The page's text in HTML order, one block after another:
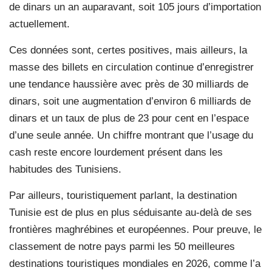
de dinars un an auparavant, soit 105 jours d’importation
actuellement.
Ces données sont, certes positives, mais ailleurs, la
masse des billets en circulation continue d’enregistrer
une tendance haussière avec près de 30 milliards de
dinars, soit une augmentation d’environ 6 milliards de
dinars et un taux de plus de 23 pour cent en l’espace
d’une seule année. Un chiffre montrant que l’usage du
cash reste encore lourdement présent dans les
habitudes des Tunisiens.
Par ailleurs, touristiquement parlant, la destination
Tunisie est de plus en plus séduisante au-delà de ses
frontières maghrébines et européennes. Pour preuve, le
classement de notre pays parmi les 50 meilleures
destinations touristiques mondiales en 2026, comme l’a